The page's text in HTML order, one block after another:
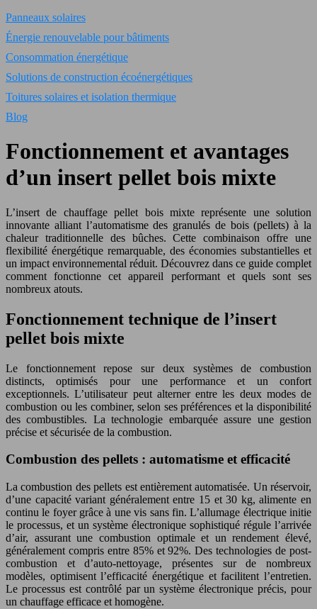
Panneaux solaires
Énergie renouvelable pour bâtiments
Consommation énergétique
Solutions de construction écoénergétiques
Toitures solaires et isolation thermique
Blog
Fonctionnement et avantages
d’un insert pellet bois mixte
L’insert de chauffage pellet bois mixte représente une solution
innovante alliant l’automatisme des granulés de bois (pellets) à la
chaleur traditionnelle des bûches. Cette combinaison offre une
flexibilité énergétique remarquable, des économies substantielles et
un impact environnemental réduit. Découvrez dans ce guide complet
comment fonctionne cet appareil performant et quels sont ses
nombreux atouts.
Fonctionnement technique de l’insert
pellet bois mixte
Le fonctionnement repose sur deux systèmes de combustion
distincts, optimisés pour une performance et un confort
exceptionnels. L’utilisateur peut alterner entre les deux modes de
combustion ou les combiner, selon ses préférences et la disponibilité
des combustibles. La technologie embarquée assure une gestion
précise et sécurisée de la combustion.
Combustion des pellets : automatisme et efficacité
La combustion des pellets est entièrement automatisée. Un réservoir,
d’une capacité variant généralement entre 15 et 30 kg, alimente en
continu le foyer grâce à une vis sans fin. L’allumage électrique initie
le processus, et un système électronique sophistiqué régule l’arrivée
d’air, assurant une combustion optimale et un rendement élevé,
généralement compris entre 85% et 92%. Des technologies de post-
combustion et d’auto-nettoyage, présentes sur de nombreux
modèles, optimisent l’efficacité énergétique et facilitent l’entretien.
Le processus est contrôlé par un système électronique précis, pour
un chauffage efficace et homogène.